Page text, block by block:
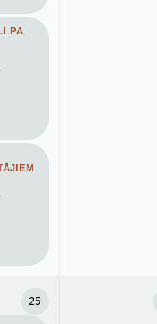
PA
25